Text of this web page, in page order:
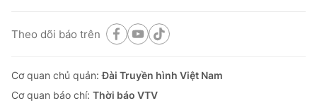
Theo dõi báo trên
Cơ quan chủ quản:Đài Truyền hình Việt Nam
Cơ quan báo chí: Thời báo VTV